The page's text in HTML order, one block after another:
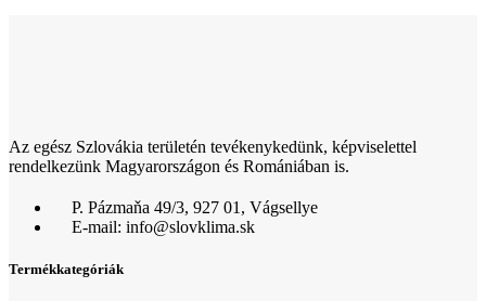
Az egész Szlovákia területén tevékenykedünk, képviselettel
rendelkezünk Magyarországon és Romániában is.
P. Pázmaňa 49/3, 927 01, Vágsellye
E-mail: info@slovklima.sk
Termékkategóriák